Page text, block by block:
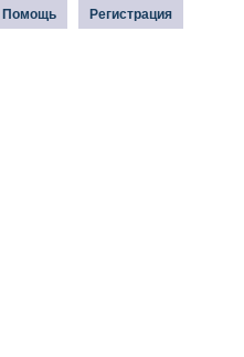
Регистрация
Помощь